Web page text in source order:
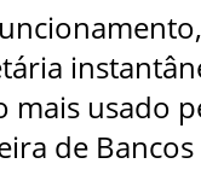
mais usado
de